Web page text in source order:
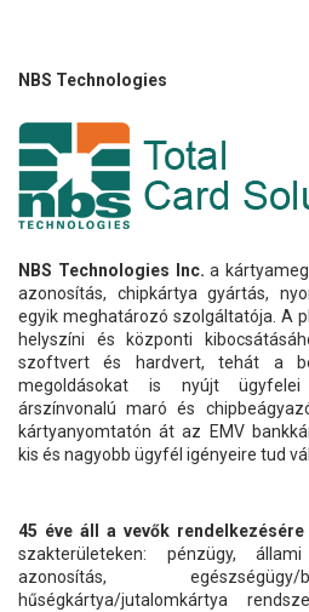
NBS Technologies
NBS Technologies Inc. a
azonosítás, chipkártya gyártás,
egyik meghatározó szolgáltatója. A
helyszíni és központi
szoftvert és hardvert, tehát a
megoldásokat is nyújt
árszínvonalú maró és
kártyanyomtatón át az EMV
kis és nagyobb ügyfél igényeire tud
45 éve áll a vevők
szakterületeken: pénzügy, állami
azonosítás,
hűségkártya/jutalomkártya